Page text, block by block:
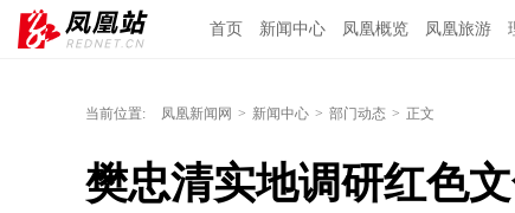
首页 新闻中心 凤凰概览 凤凰旅游
当前位置: 凤凰新闻网 > 新闻中心 > 部门动态 > 正文
樊忠清实地调研红色